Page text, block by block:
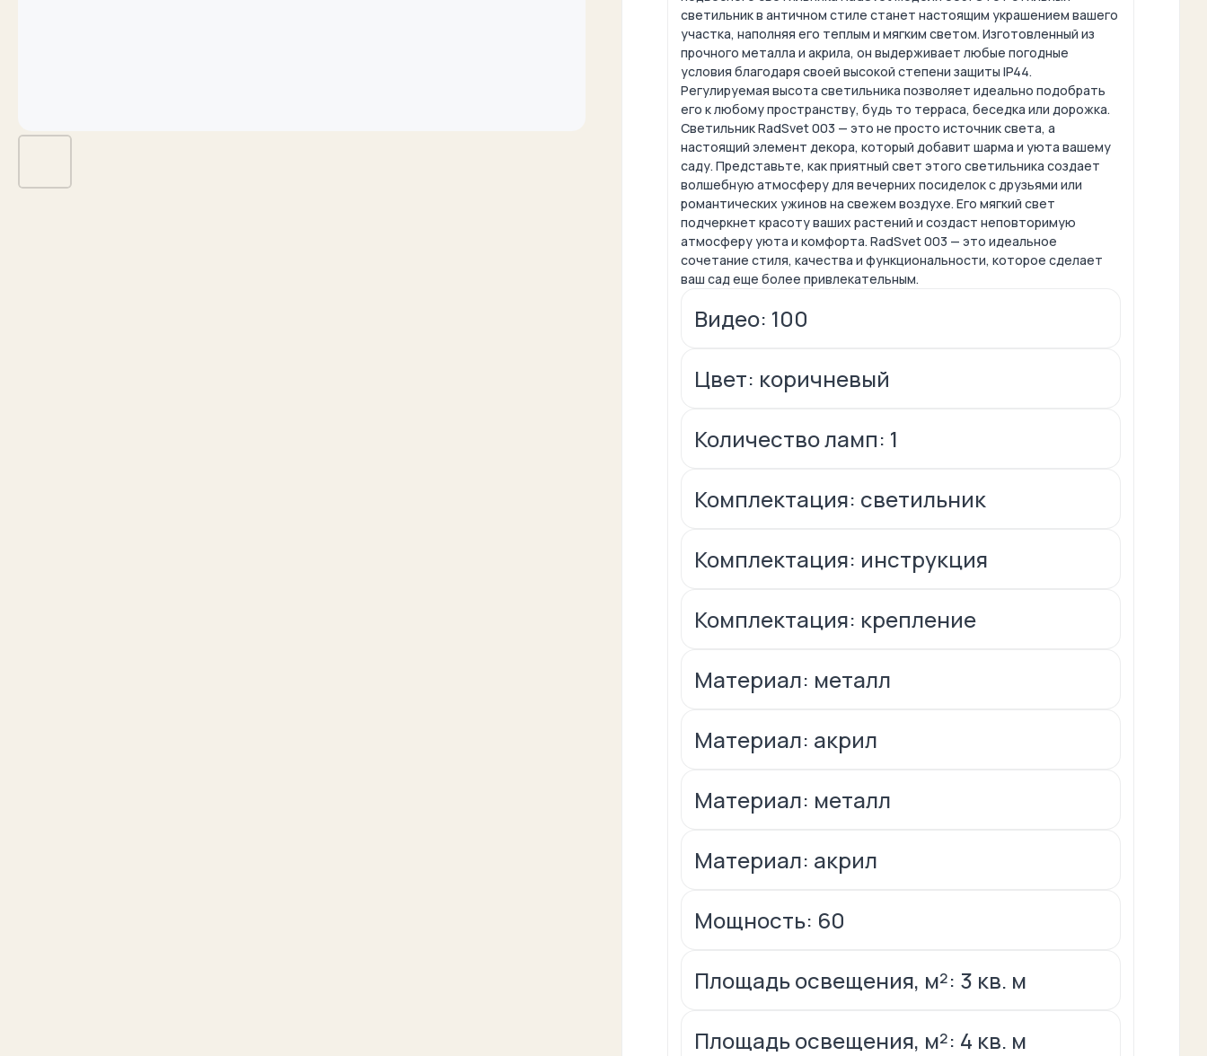
светильник в античном стиле станет настоящим украшением вашего
участка, наполняя его теплым и мягким светом. Изготовленный из
прочного металла и акрила, он выдерживает любые погодные
условия благодаря своей высокой степени защиты IP44.
Регулируемая высота светильника позволяет идеально подобрать
его к любому пространству, будь то терраса, беседка или дорожка.
Светильник RadSvet 003 — это не просто источник света, а
настоящий элемент декора, который добавит шарма и уюта вашему
саду. Представьте, как приятный свет этого светильника создает
волшебную атмосферу для вечерних посиделок с друзьями или
романтических ужинов на свежем воздухе. Его мягкий свет
подчеркнет красоту ваших растений и создаст неповторимую
атмосферу уюта и комфорта. RadSvet 003 — это идеальное
сочетание стиля, качества и функциональности, которое сделает
ваш сад еще более привлекательным.
Видео: 100
Цвет: коричневый
Количество ламп: 1
Комплектация: светильник
Комплектация: инструкция
Комплектация: крепление
Материал: металл
Материал: акрил
Материал: металл
Материал: акрил
Мощность: 60
Площадь освещения, м²: 3 кв. м
Площадь освещения, м²: 4 кв. м